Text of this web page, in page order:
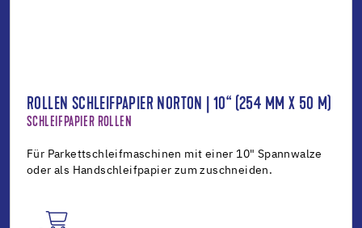
ROLLEN SCHLEIFPAPIER NORTON | 10“ (254 MM X 50 M)
SCHLEIFPAPIER ROLLEN
Für Parkettschleifmaschinen mit einer 10" Spannwalze
oder als Handschleifpapier zum zuschneiden.